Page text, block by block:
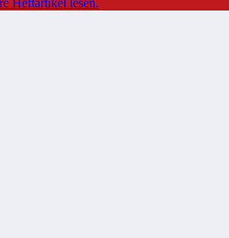
Heftartikel lesen.